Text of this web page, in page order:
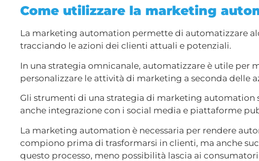
Come utilizzare la marketing
La marketing automation permette di automatizzare
tracciando le azioni dei clienti attuali e potenziali.
In una strategia omnicanale, automatizzare è utile per
personalizzare le attività di marketing a seconda delle
Gli strumenti di una strategia di marketing automation
anche integrazione con i social media e piattaforme
La marketing automation è necessaria per rendere
compiono prima di trasformarsi in clienti, ma anche
questo processo, meno possibilità lascia ai